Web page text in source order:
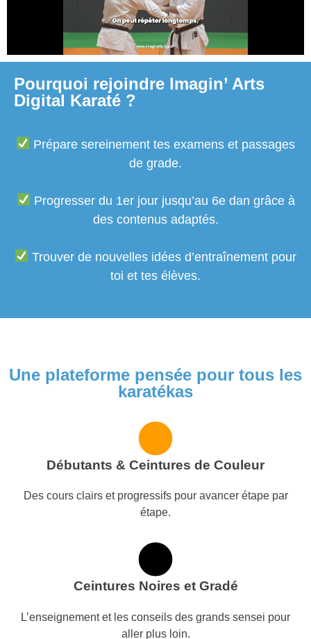
Pourquoi rejoindre Imagin’ Arts
Digital Karaté ?
Prépare sereinement tes examens et passages
de grade.
Progresser du 1er jour jusqu’au 6e dan grâce à
des contenus adaptés.
Trouver de nouvelles idées d’entraînement pour
toi et tes élèves.
Une plateforme pensée pour tous les
karatékas
Débutants & Ceintures de Couleur
Des cours clairs et progressifs pour avancer étape par
étape.
Ceintures Noires et Gradé
L’enseignement et les conseils des grands sensei pour
aller plus loin.